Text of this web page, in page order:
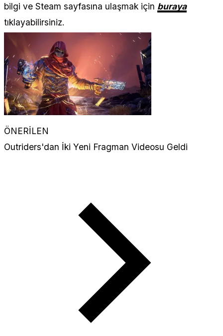
bilgi ve Steam sayfasına ulaşmak için buraya
tıklayabilirsiniz.
ÖNERİLEN
Outriders'dan İki Yeni Fragman Videosu Geldi